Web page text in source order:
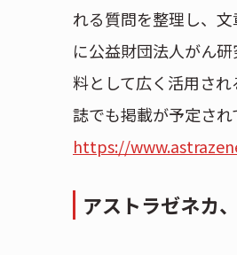
れる質問を整理し、
に公益財団法人がん
料として広く活用さ
誌でも掲載が予定され
https://
アストラゼネカ